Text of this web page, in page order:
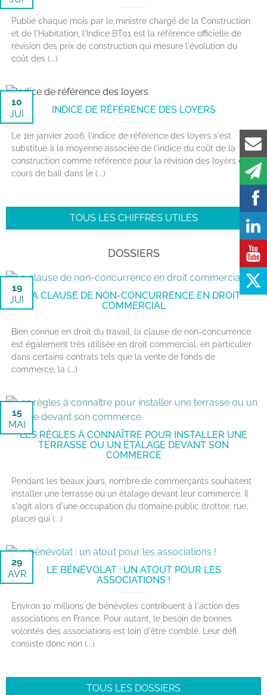
Publié chaque mois par le ministre chargé de la Construction
et de l'Habitation, l'Indice BT01 est la référence officielle de
révision des prix de construction qui mesure l'évolution du
coût des (...)
INDICE DE RÉFÉRENCE DES LOYERS
10
JUI
Le 1er janvier 2006, l'indice de référence des loyers s'est
substitué à la moyenne associée de l'indice du coût de la
construction comme référence pour la révision des loyers en
cours de bail dans le (...)
TOUS LES CHIFFRES UTILES
DOSSIERS
LA CLAUSE DE NON-CONCURRENCE EN DROIT
COMMERCIAL
19
JUI
Bien connue en droit du travail, la clause de non-concurrence
est également très utilisée en droit commercial, en particulier
dans certains contrats tels que la vente de fonds de
commerce, la (...)
LES RÈGLES À CONNAÎTRE POUR INSTALLER UNE
TERRASSE OU UN ÉTALAGE DEVANT SON
COMMERCE
15
MAI
Pendant les beaux jours, nombre de commerçants souhaitent
installer une terrasse ou un étalage devant leur commerce. Il
s'agit alors d'une occupation du domaine public (trottoir, rue,
place) qui (...)
LE BÉNÉVOLAT : UN ATOUT POUR LES
ASSOCIATIONS !
29
AVR
Environ 10 millions de bénévoles contribuent à l'action des
associations en France. Pour autant, le besoin de bonnes
volontés des associations est loin d'être comblé. Leur défi
consiste donc non (...)
TOUS LES DOSSIERS